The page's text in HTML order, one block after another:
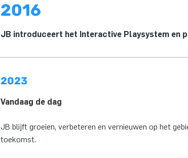
2016
JB introduceert het Interactive Playsystem en
2023
Vandaag de dag
JB blijft groeien, verbeteren en vernieuwen op het
toekomst.